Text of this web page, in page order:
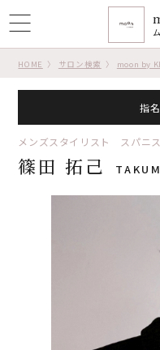
HOME サロン検索 moon by
メンズスタイリスト スパニ
篠田 拓己
指